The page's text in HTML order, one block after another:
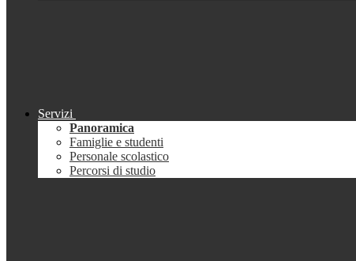
Servizi
Panoramica
Famiglie e studenti
Personale scolastico
Percorsi di studio